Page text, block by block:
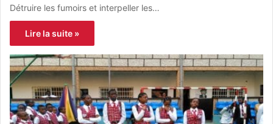
Détruire les fumoirs et interpeller les…
Lire la suite »